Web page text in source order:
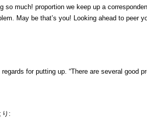
so much! proportion we keep up a
May be that’s you! Looking ahead to peer
for putting up. “There are several good
り: